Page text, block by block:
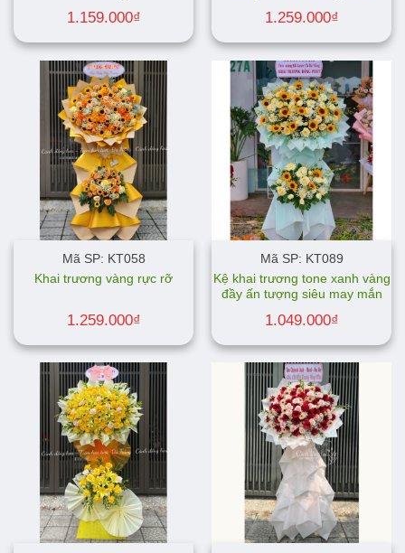
1.159.000₫ 1.259.000₫
Mã SP: KT058
Khai trương vàng rực rỡ
1.259.000₫
Mã SP: KT089
Kệ khai trương tone xanh vàng
đầy ấn tượng siêu may mắn
1.049.000₫